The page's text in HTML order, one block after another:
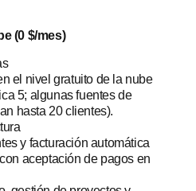
(0 $/mes)
el nivel gratuito de la nube
5; algunas fuentes de
hasta 20 clientes).
y facturación automática
aceptación de pagos en